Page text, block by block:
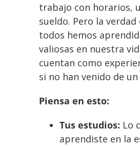
trabajo con horarios,
sueldo. Pero la verdad
todos hemos
valiosas en nuestra
cuentan como
si no han venido de
Piensa en esto:
Tus estudios: Lo
aprendiste en la